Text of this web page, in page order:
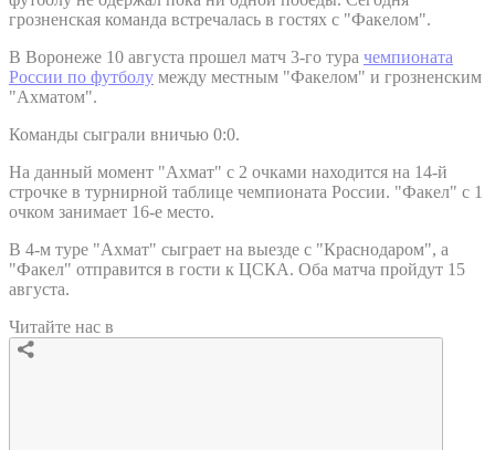
грозненская команда встречалась в гостях с "Факелом".
В Воронеже 10 августа прошел матч 3-го тура чемпионата
России по футболу между местным "Факелом" и грозненским
"Ахматом".
Команды сыграли вничью 0:0.
На данный момент "Ахмат" с 2 очками находится на 14-й
строчке в турнирной таблице чемпионата России. "Факел" с 1
очком занимает 16-е место.
В 4-м туре "Ахмат" сыграет на выезде с "Краснодаром", а
"Факел" отправится в гости к ЦСКА. Оба матча пройдут 15
августа.
Читайте нас в